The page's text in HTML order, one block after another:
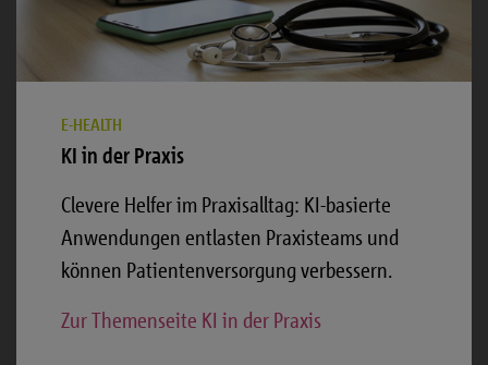
E-HEALTH
KI in der Praxis
Clevere Helfer im Praxisalltag: KI-basierte
Anwendungen entlasten Praxisteams und
können Patientenversorgung verbessern.
Zur Themenseite KI in der Praxis